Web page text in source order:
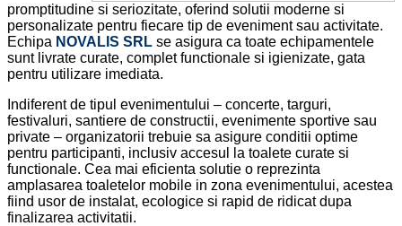
promptitudine si seriozitate, oferind solutii moderne si
personalizate pentru fiecare tip de eveniment sau activitate.
Echipa NOVALIS SRL se asigura ca toate echipamentele
sunt livrate curate, complet functionale si igienizate, gata
pentru utilizare imediata.
Indiferent de tipul evenimentului – concerte, targuri,
festivaluri, santiere de constructii, evenimente sportive sau
private – organizatorii trebuie sa asigure conditii optime
pentru participanti, inclusiv accesul la toalete curate si
functionale. Cea mai eficienta solutie o reprezinta
amplasarea toaletelor mobile in zona evenimentului, acestea
fiind usor de instalat, ecologice si rapid de ridicat dupa
finalizarea activitatii.